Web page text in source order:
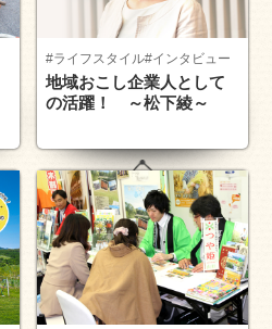
#ライフスタイル#インタビュー
地域おこし企業人として
の活躍！ ～松下綾～